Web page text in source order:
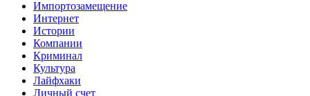
Импортозамещение
Интернет
Истории
Компании
Криминал
Культура
Лайфхаки
Личный счет